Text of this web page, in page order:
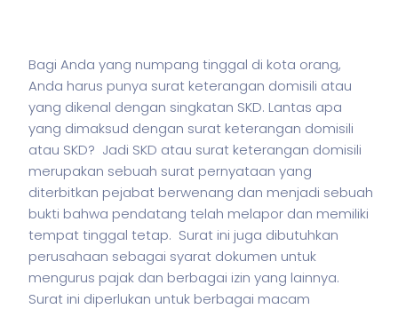
Bagi Anda yang numpang tinggal di kota orang,
Anda harus punya surat keterangan domisili atau
yang dikenal dengan singkatan SKD. Lantas apa
yang dimaksud dengan surat keterangan domisili
atau SKD? Jadi SKD atau surat keterangan domisili
merupakan sebuah surat pernyataan yang
diterbitkan pejabat berwenang dan menjadi sebuah
bukti bahwa pendatang telah melapor dan memiliki
tempat tinggal tetap. Surat ini juga dibutuhkan
perusahaan sebagai syarat dokumen untuk
mengurus pajak dan berbagai izin yang lainnya.
Surat ini diperlukan untuk berbagai macam